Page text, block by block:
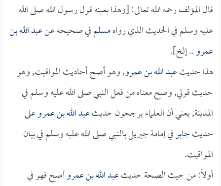
قال المؤلف رحمه الله تعالى: [وهذا بعينه قول رسول الله صلى الله
عليه وسلم في الحديث الذي رواهمسلمفي صحيحه عنعبد الله بن
عمرو.. إلخ].
هذا حديثعبد الله بن عمرو, وهو أصح أحاديث المواقيت, وهو
حديث قولي, وصح معناه من فعل النبي صلى الله عليه وسلم في
المدينة, يعني أن العلماء يرجحون حديثعبد الله بن عمروعلى
حديثجابرفي إمامة جبريل بالنبي صلى الله عليه وسلم في بيان
المواقيت.
أولاً: من حيث الصحة حديثعبد الله بن عمروأصح فهو في